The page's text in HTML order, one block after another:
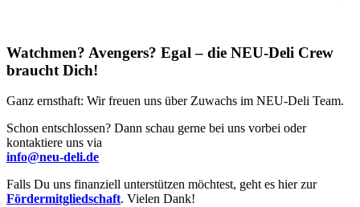
Watchmen? Avengers? Egal – die NEU-Deli Crew
braucht Dich!
Ganz ernsthaft: Wir freuen uns über Zuwachs im NEU-Deli Team.
Schon entschlossen? Dann schau gerne bei uns vorbei oder
kontaktiere uns via
info@neu-deli.de
Falls Du uns finanziell unterstützen möchtest, geht es hier zur
Fördermitgliedschaft. Vielen Dank!